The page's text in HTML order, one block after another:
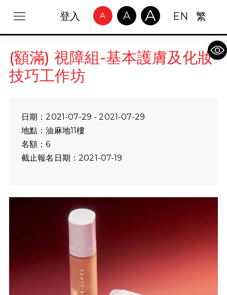
登入 A A A EN 繁
(額滿) 視障組-基本護膚及化妝
技巧工作坊
日期：2021-07-29 - 2021-07-29
地點：油麻地11樓
名額：6
截止報名日期：2021-07-19